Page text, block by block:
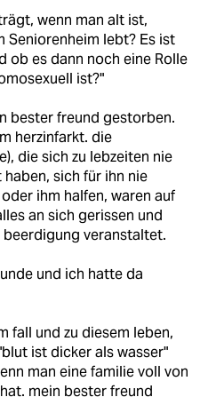
wenn man alt ist,
Seniorenheim lebt? Es ist
ob es dann noch eine Rolle
ist?"
bester freund gestorben.
herzinfarkt. die
die sich zu lebzeiten nie
sich für ihn nie
ihm halfen, waren auf
an sich gerissen und
beerdigung veranstaltet.
und ich hatte da
fall und zu diesem leben,
ist dicker als wasser"
man eine familie voll von
mein bester freund